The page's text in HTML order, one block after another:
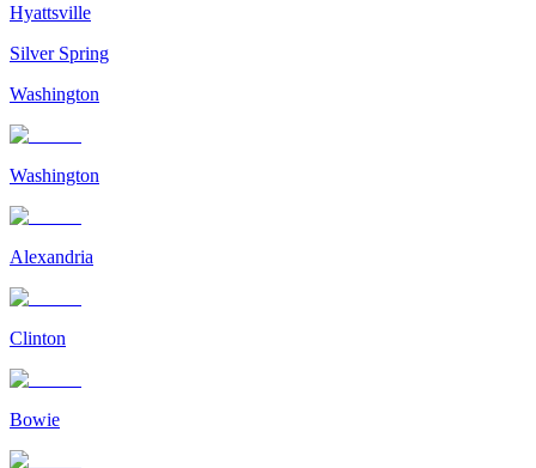
Hyattsville
Silver Spring
Washington
Washington
Alexandria
Clinton
Bowie